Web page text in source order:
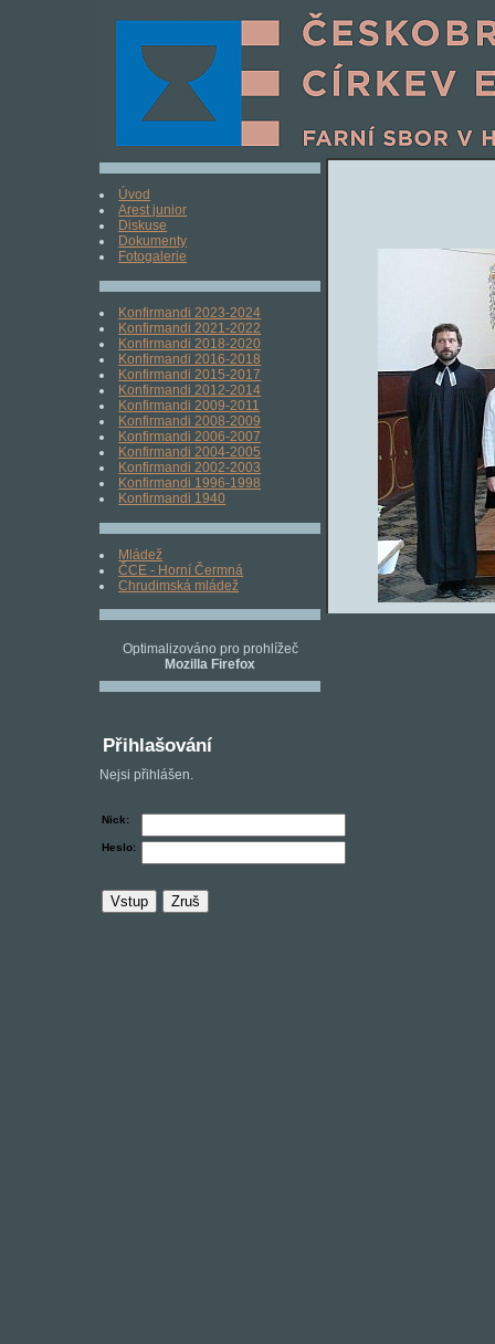
Úvod
Arest junior
Diskuse
Dokumenty
Fotogalerie
Konfirmandi 2023-2024
Konfirmandi 2021-2022
Konfirmandi 2018-2020
Konfirmandi 2016-2018
Konfirmandi 2015-2017
Konfirmandi 2012-2014
Konfirmandi 2009-2011
Konfirmandi 2008-2009
Konfirmandi 2006-2007
Konfirmandi 2004-2005
Konfirmandi 2002-2003
Konfirmandi 1996-1998
Konfirmandi 1940
Mládež
ČCE - Horní Čermná
Chrudimská mládež
Optimalizováno pro prohlížeč
Mozilla Firefox
Přihlašování
Nejsi přihlášen.
Nick:
Heslo: